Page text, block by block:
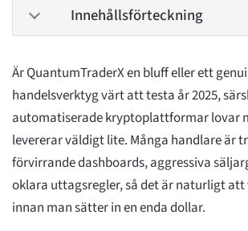
Innehållsförteckning
Är QuantumTraderX en bluff eller ett
handelsverktyg värt att testa år 2025,
automatiserade kryptoplattformar lovar
levererar väldigt lite. Många handlare är
förvirrande dashboards, aggressiva
oklara uttagsregler, så det är naturligt att
innan man sätter in en enda dollar.